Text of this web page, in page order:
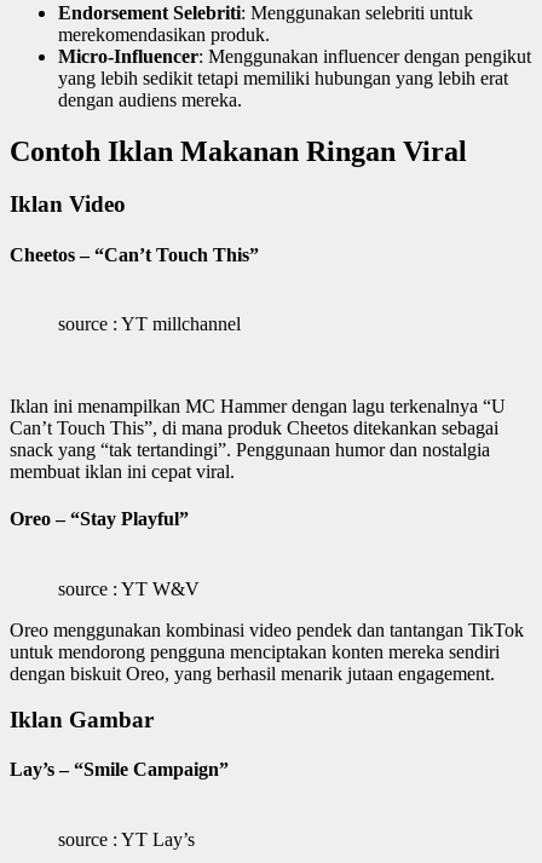
Endorsement Selebriti: Menggunakan selebriti untuk
merekomendasikan produk.
Micro-Influencer: Menggunakan influencer dengan pengikut
yang lebih sedikit tetapi memiliki hubungan yang lebih erat
dengan audiens mereka.
Contoh Iklan Makanan Ringan Viral
Iklan Video
Cheetos – “Can’t Touch This”
source : YT millchannel
Iklan ini menampilkan MC Hammer dengan lagu terkenalnya “U
Can’t Touch This”, di mana produk Cheetos ditekankan sebagai
snack yang “tak tertandingi”. Penggunaan humor dan nostalgia
membuat iklan ini cepat viral.
Oreo – “Stay Playful”
source : YT W&V
Oreo menggunakan kombinasi video pendek dan tantangan TikTok
untuk mendorong pengguna menciptakan konten mereka sendiri
dengan biskuit Oreo, yang berhasil menarik jutaan engagement.
Iklan Gambar
Lay’s – “Smile Campaign”
source : YT Lay’s